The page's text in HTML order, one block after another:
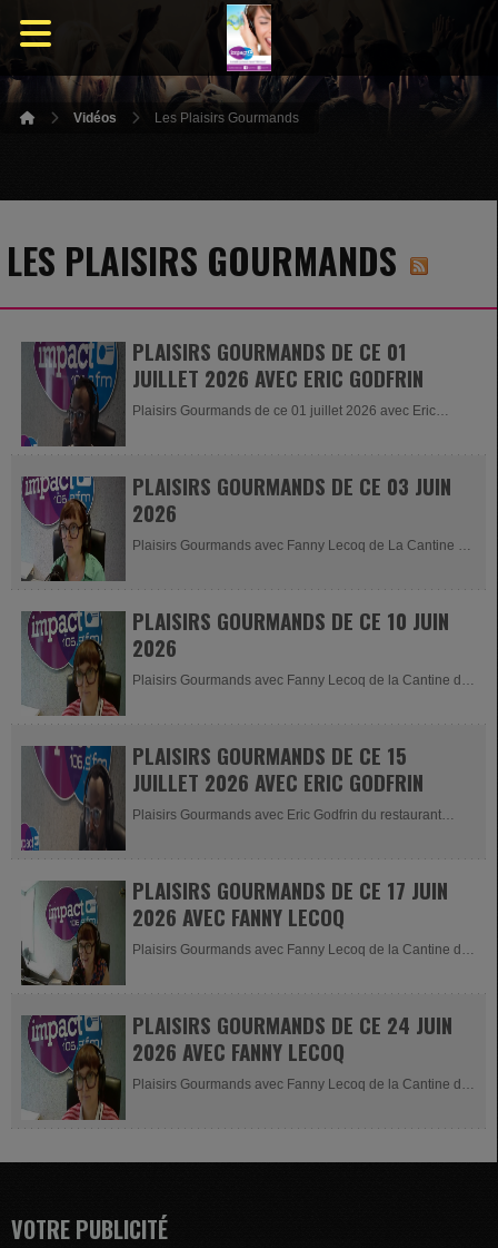
Vidéos Les Plaisirs Gourmands
LES PLAISIRS GOURMANDS
PLAISIRS GOURMANDS DE CE 01
JUILLET 2026 AVEC ERIC GODFRIN
Plaisirs Gourmands de ce 01 juillet 2026 avec Eric
PLAISIRS GOURMANDS DE CE 03 JUIN
2026
Plaisirs Gourmands avec Fanny Lecoq de La Cantine de
PLAISIRS GOURMANDS DE CE 10 JUIN
2026
Plaisirs Gourmands avec Fanny Lecoq de la Cantine de
PLAISIRS GOURMANDS DE CE 15
JUILLET 2026 AVEC ERIC GODFRIN
Plaisirs Gourmands avec Eric Godfrin du restaurant
PLAISIRS GOURMANDS DE CE 17 JUIN
2026 AVEC FANNY LECOQ
Plaisirs Gourmands avec Fanny Lecoq de la Cantine de
PLAISIRS GOURMANDS DE CE 24 JUIN
2026 AVEC FANNY LECOQ
Plaisirs Gourmands avec Fanny Lecoq de la Cantine de
VOTRE PUBLICITÉ